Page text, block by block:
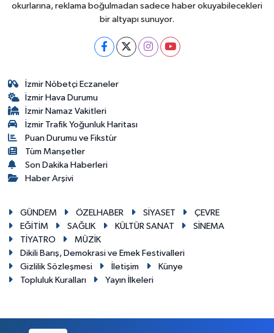
okurlarına, reklama boğulmadan sadece haber okuyabilecekleri
bir altyapı sunuyor.
İzmir Nöbetçi Eczaneler
İzmir Hava Durumu
İzmir Namaz Vakitleri
İzmir Trafik Yoğunluk Haritası
Puan Durumu ve Fikstür
Tüm Manşetler
Son Dakika Haberleri
Haber Arşivi
GÜNDEM ÖZELHABER SİYASET
ÇEVRE
EĞİTİM
SAĞLIK KÜLTÜR SANAT
SİNEMA
TİYATRO
MÜZİK
Dikili Barış, Demokrasi ve Emek Festivalleri
Gizlilik Sözleşmesi
İletişim
Künye
Topluluk Kuralları
Yayın İlkeleri